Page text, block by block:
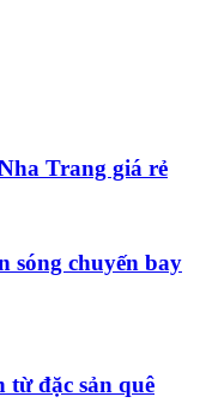
Trang giá rẻ
sóng chuyến bay
đặc sản quê